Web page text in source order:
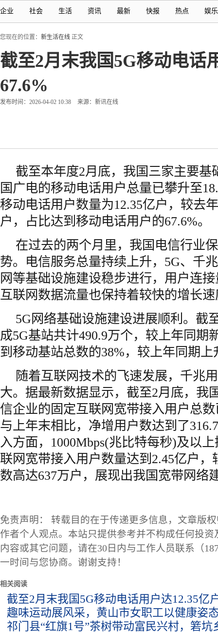
企业 社会 生活 资讯 最新 快报 热点 娱乐
您现在的位置： 新生活在线 正文
截至2月末我国5G移动电话
67.6%
发布时间：2026-04-02 10:38 来源：新讯在线
截至本年度2月底，我国三家主要基
国广电的移动电话用户总量已攀升至
移动电话用户数量为12.35亿户，较去
户，占比达到移动电话用户的67.6%。
在过去的两个月里，我国电信行业
势。电信服务总量持续上升，5G、千
网等基础设施建设稳步进行，用户连
互联网数据流量也保持着较快的增长
5G网络基础设施建设进展顺利。截
成5G基站共计490.9万个，较上年同期
到移动基站总数的38%，较上年同期上
随着互联网技术的飞速发展，千兆
大。据最新数据显示，截至2月底，我
信企业的固定互联网宽带接入用户总
与上年末相比，净增用户数达到了
入方面，1000Mbps(兆比特每秒)及以
联网宽带接入用户数量达到2.45亿户，
数高达637万户，展现出我国宽带网络
免责声明： 转载目的在于传递更多信息，文章版
作者个人观点。本站只提供参考并不构成任何投
内容或其它问题，请在30日内与工作人员联系（
一时间与您协商。谢谢支持！
相关阅读
截至2月末我国5G移动电话用户达12.35亿
趣味运动展风采，黄山市女职工以健康姿
祁门县“红旗1号”茶树带动富民兴村，箬坑